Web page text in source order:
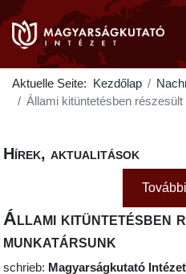
Aktuelle Seite: Kezdőlap
Állami kitüntetésben
Hírek, aktualitások
Állami kitüntetésben
munkatársunk
schrieb: Magyarságkutató Intézet